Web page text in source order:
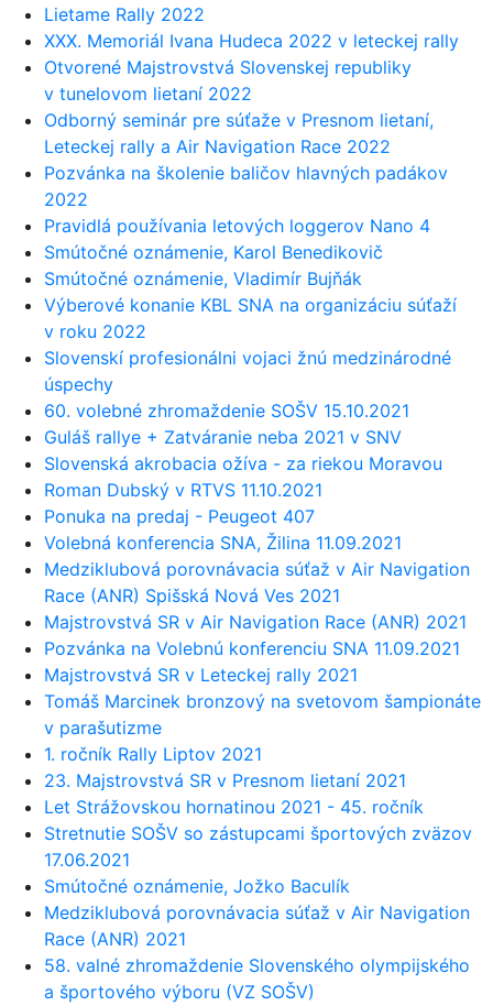
Lietame Rally 2022
XXX. Memoriál Ivana Hudeca 2022 v leteckej rally
Otvorené Majstrovstvá Slovenskej republiky
v tunelovom lietaní 2022
Odborný seminár pre súťaže v Presnom lietaní,
Leteckej rally a Air Navigation Race 2022
Pozvánka na školenie baličov hlavných padákov
2022
Pravidlá používania letových loggerov Nano 4
Smútočné oznámenie, Karol Benedikovič
Smútočné oznámenie, Vladimír Bujňák
Výberové konanie KBL SNA na organizáciu súťaží
v roku 2022
Slovenskí profesionálni vojaci žnú medzinárodné
úspechy
60. volebné zhromaždenie SOŠV 15.10.2021
Guláš rallye + Zatváranie neba 2021 v SNV
Slovenská akrobacia ožíva - za riekou Moravou
Roman Dubský v RTVS 11.10.2021
Ponuka na predaj - Peugeot 407
Volebná konferencia SNA, Žilina 11.09.2021
Medziklubová porovnávacia súťaž v Air Navigation
Race (ANR) Spišská Nová Ves 2021
Majstrovstvá SR v Air Navigation Race (ANR) 2021
Pozvánka na Volebnú konferenciu SNA 11.09.2021
Majstrovstvá SR v Leteckej rally 2021
Tomáš Marcinek bronzový na svetovom šampionáte
v parašutizme
1. ročník Rally Liptov 2021
23. Majstrovstvá SR v Presnom lietaní 2021
Let Strážovskou hornatinou 2021 - 45. ročník
Stretnutie SOŠV so zástupcami športových zväzov
17.06.2021
Smútočné oznámenie, Jožko Baculík
Medziklubová porovnávacia súťaž v Air Navigation
Race (ANR) 2021
58. valné zhromaždenie Slovenského olympijského
a športového výboru (VZ SOŠV)